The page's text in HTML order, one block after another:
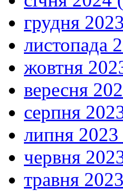
грудня
листопада
жовтня
вересня
серпня
липня
червня
травня